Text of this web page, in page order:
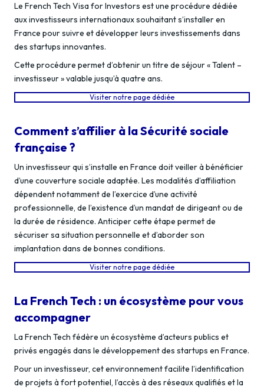
Le French Tech Visa for Investors est une procédure dédiée
aux investisseurs internationaux souhaitant s’installer en
France pour suivre et développer leurs investissements dans
des startups innovantes.
Cette procédure permet d’obtenir un titre de séjour « Talent –
investisseur » valable jusqu’à quatre ans.
Visiter notre page dédiée
Comment s’affilier à la Sécurité sociale
française ?
Un investisseur qui s’installe en France doit veiller à bénéficier
d’une couverture sociale adaptée. Les modalités d’affiliation
dépendent notamment de l’exercice d’une activité
professionnelle, de l’existence d’un mandat de dirigeant ou de
la durée de résidence. Anticiper cette étape permet de
sécuriser sa situation personnelle et d’aborder son
implantation dans de bonnes conditions.
Visiter notre page dédiée
La French Tech : un écosystème pour vous
accompagner
La French Tech fédère un écosystème d’acteurs publics et
privés engagés dans le développement des startups en France.
Pour un investisseur, cet environnement facilite l’identification
de projets à fort potentiel, l’accès à des réseaux qualifiés et la